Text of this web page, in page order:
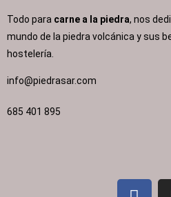
Todo para carne a la piedra, nos
mundo de la piedra volcánica y sus
hostelería.
info@piedrasar.com​
685 401 895